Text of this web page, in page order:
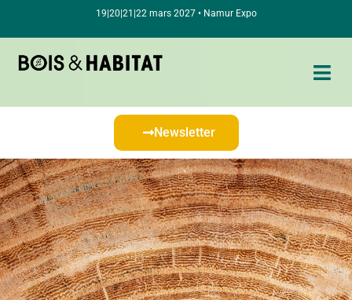
19|20|21|22 mars 2027 • Namur Expo
Newsletter